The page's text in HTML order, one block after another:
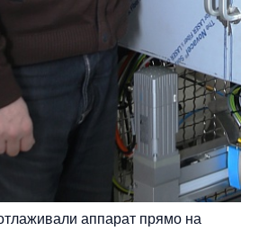
аппарат прямо на